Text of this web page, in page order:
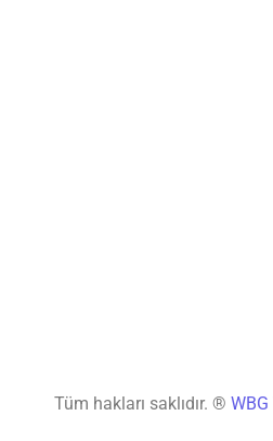
Tüm hakları saklıdır. ® WBG